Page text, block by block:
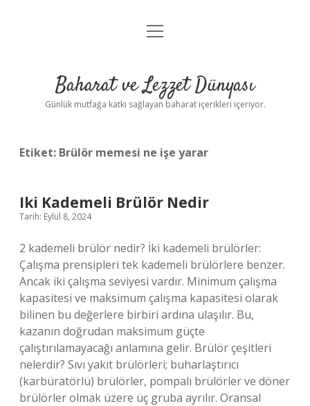
Anasayfa
Yasal Uyarı
menüyü
Baharat ve Lezzet Dünyası
Günlük mutfağa katkı sağlayan baharat içerikleri içeriyor.
Etiket: Brülör memesi ne işe yarar
Iki Kademeli Brülör Nedir
Tarih: Eylül 8, 2024
2 kademeli brülör nedir? İki kademeli brülörler:
Çalışma prensipleri tek kademeli brülörlere benzer.
Ancak iki çalışma seviyesi vardır. Minimum çalışma
kapasitesi ve maksimum çalışma kapasitesi olarak
bilinen bu değerlere birbiri ardına ulaşılır. Bu,
kazanın doğrudan maksimum güçte
çalıştırılamayacağı anlamına gelir. Brülör çeşitleri
nelerdir? Sıvı yakıt brülörleri; buharlaştırıcı
(karbüratörlü) brülörler, pompalı brülörler ve döner
brülörler olmak üzere üç gruba ayrılır. Oransal